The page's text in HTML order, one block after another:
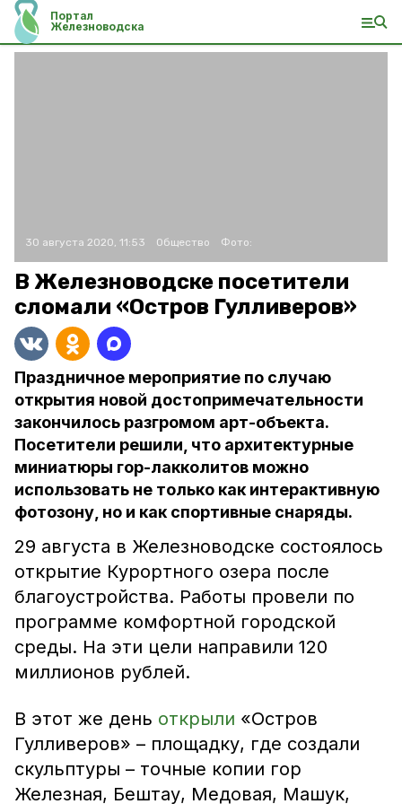
Портал
Железноводска
30 августа 2020, 11:53 Общество Фото:
В Железноводске посетители
сломали «Остров Гулливеров»
Праздничное мероприятие по случаю
открытия новой достопримечательности
закончилось разгромом арт-объекта.
Посетители решили, что архитектурные
миниатюры гор-лакколитов можно
использовать не только как интерактивную
фотозону, но и как спортивные снаряды.
29 августа в Железноводске состоялось
открытие Курортного озера после
благоустройства. Работы провели по
программе комфортной городской
среды. На эти цели направили 120
миллионов рублей.
В этот же день открыли «Остров
Гулливеров» – площадку, где создали
скульптуры – точные копии гор
Железная, Бештау, Медовая, Машук,